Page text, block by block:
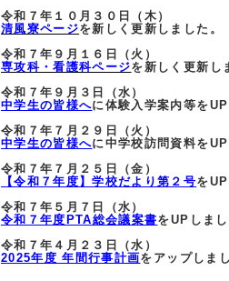
令和７年１０月３０日（木）
清風寮ページを新しく更新しました。
令和７年９月１６日（火）
専攻科・看護科ページを新しく更新し
令和７年９月３日（水）
中学生の皆様へに体験入学案内等をUP
令和７年７月２９日（火）
中学生の皆様へに中学校訪問資料をUP
令和７年７月２５日（金）
【令和７年度】学校だより第２号をUP
令和７年５月７日（水）
令和７年度PTA総会議案書をUPしまし
令和７年４月２３日（水）
2025年度 年間行事計画をアップしまし